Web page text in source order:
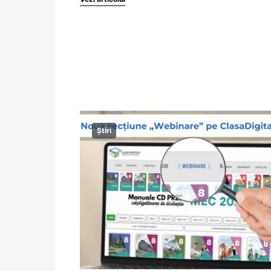
Știri